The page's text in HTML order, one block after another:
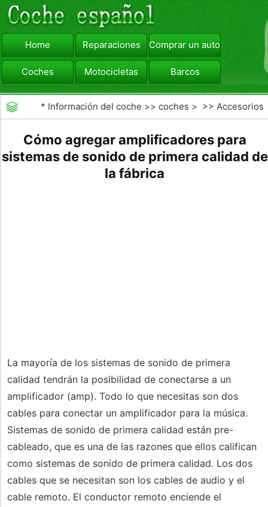
Home Reparaciones Comprar un automóvil
Coches Motocicletas Barcos
viajar Camiones
* Información del coche >>coches > >>Accesorios
Cómo agregar amplificadores para
sistemas de sonido de primera calidad de
la fábrica
La mayoría de los sistemas de sonido de primera
calidad tendrán la posibilidad de conectarse a un
amplificador (amp). Todo lo que necesitas son dos
cables para conectar un amplificador para la música.
Sistemas de sonido de primera calidad están pre-
cableado, que es una de las razones que ellos califican
como sistemas de sonido de primera calidad. Los dos
cables que se necesitan son los cables de audio y el
cable remoto. El conductor remoto enciende el